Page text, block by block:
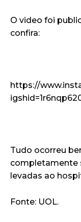
O video foi
confira:
https://
Tudo ocorreu
completamente
levadas ao
Fonte: UOL.